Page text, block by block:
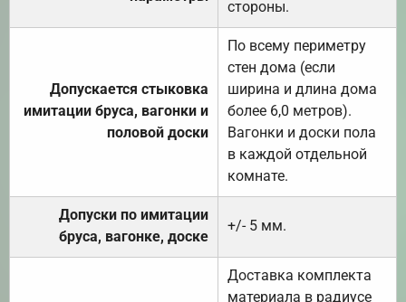
стороны.
Допускается стыковка
имитации бруса, вагонки и
половой доски
По всему периметру
стен дома (если
ширина и длина дома
более 6,0 метров).
Вагонки и доски пола
в каждой отдельной
комнате.
Допуски по имитации
бруса, вагонке, доске
+/- 5 мм.
Доставка комплекта
материала в радиусе